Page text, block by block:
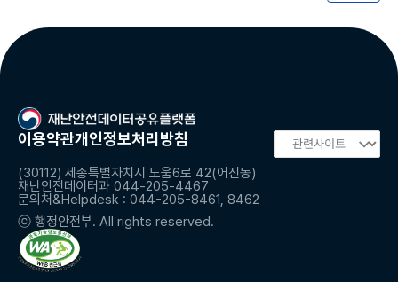
이용약관개인정보처리방침
(30112) 세종특별자치시 도움6로 42(어진동)
재난안전데이터과 044-205-4467
문의처&Helpdesk : 044-205-8461, 8462
ⓒ 행정안전부. All rights reserved.